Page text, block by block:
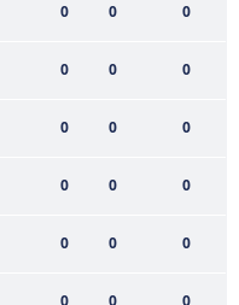
0 0 0
0 0 0
0 0 0
0 0 0
0 0 0
0 0 0